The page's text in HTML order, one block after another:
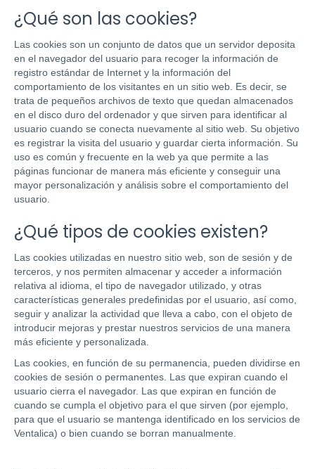
¿Qué son las cookies?
Las cookies son un conjunto de datos que un servidor deposita
en el navegador del usuario para recoger la información de
registro estándar de Internet y la información del
comportamiento de los visitantes en un sitio web. Es decir, se
trata de pequeños archivos de texto que quedan almacenados
en el disco duro del ordenador y que sirven para identificar al
usuario cuando se conecta nuevamente al sitio web. Su objetivo
es registrar la visita del usuario y guardar cierta información. Su
uso es común y frecuente en la web ya que permite a las
páginas funcionar de manera más eficiente y conseguir una
mayor personalización y análisis sobre el comportamiento del
usuario.
¿Qué tipos de cookies existen?
Las cookies utilizadas en nuestro sitio web, son de sesión y de
terceros, y nos permiten almacenar y acceder a información
relativa al idioma, el tipo de navegador utilizado, y otras
características generales predefinidas por el usuario, así como,
seguir y analizar la actividad que lleva a cabo, con el objeto de
introducir mejoras y prestar nuestros servicios de una manera
más eficiente y personalizada.
Las cookies, en función de su permanencia, pueden dividirse en
cookies de sesión o permanentes. Las que expiran cuando el
usuario cierra el navegador. Las que expiran en función de
cuando se cumpla el objetivo para el que sirven (por ejemplo,
para que el usuario se mantenga identificado en los servicios de
Ventalica) o bien cuando se borran manualmente.